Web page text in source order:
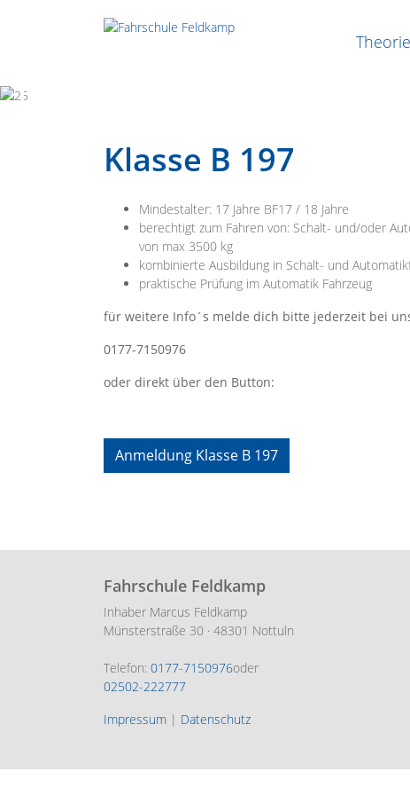
Klasse B 197
Mindestalter: 17 Jahre BF17 / 18 Jahre
berechtigt zum Fahren von: Schalt- und/oder
von max 3500 kg
kombinierte Ausbildung in Schalt- und
praktische Prüfung im Automatik Fahrzeug
für weitere Info´s melde dich bitte jederzeit bei
0177-7150976
oder direkt über den Button:
Anmeldung Klasse B 197
Fahrschule Feldkamp
Inhaber Marcus Feldkamp
Münsterstraße 30 · 48301 Nottuln
Telefon: 0177-7150976oder
02502-222777
Impressum | Datenschutz